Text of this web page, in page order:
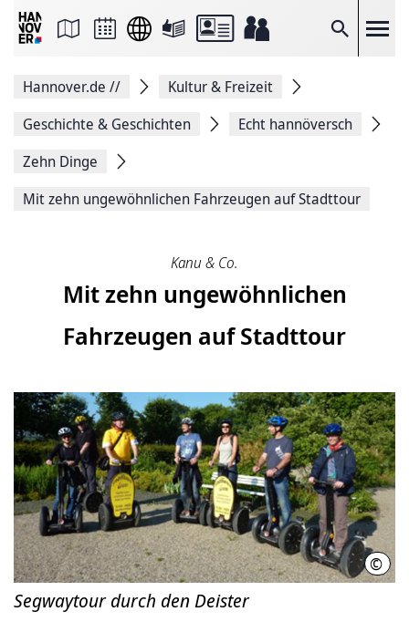
Suche
Seite
Facebook
teilen
Seitenlink
Seite
Hannover.de //
Kultur & Freizeit
Geschichte & Geschichten
Echt hannöversch
Zehn Dinge
Mit zehn ungewöhnlichen Fahrzeugen auf Stadttour
Kanu & Co.
Mit zehn ungewöhnlichen
Fahrzeugen auf Stadttour
©
Segwaytour durch den Deister